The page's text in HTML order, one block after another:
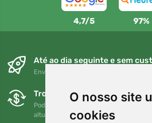
O nosso site
cookies
4,7/5 97%
Até ao dia seguinte e sem
Envio gratuito para encomendas
Trocas e devoluções gratuitas
Pode devolver ou trocar a sua
altura no prazo de 90 dias